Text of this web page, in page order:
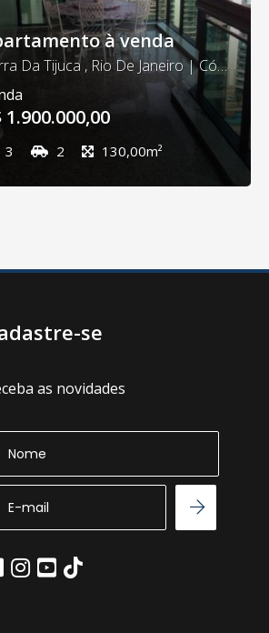
à venda
Barra Da Tijuca , Rio De Janeiro | Cód. 332
1.900.000,00
3 2 130,00m²
se
as novidades